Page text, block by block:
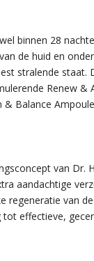
binnen 28
de huid en
stralende staat.
Renew &
Balance
van Dr.
aandachtige
regeneratie van
effectieve,